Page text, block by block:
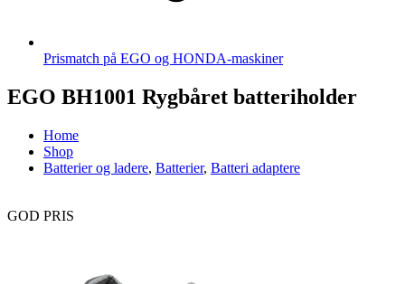
Prismatch på EGO og HONDA-maskiner
EGO BH1001 Rygbåret batteriholder
Home
Shop
Batterier og ladere, Batterier, Batteri adaptere
GOD PRIS